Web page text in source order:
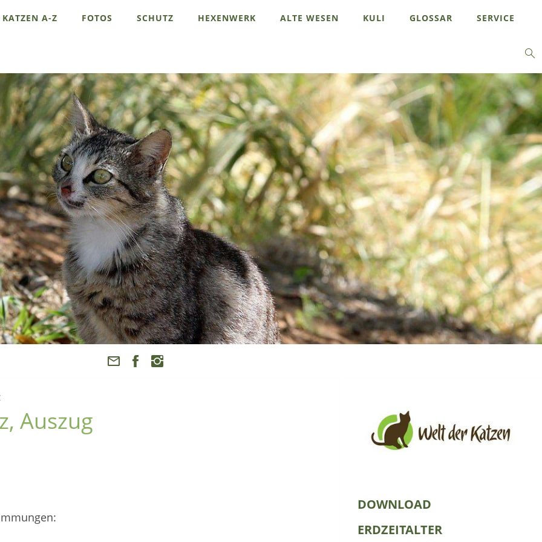
KATZEN A-Z FOTOS SCHUTZ HEXENWERK ALTE WESEN KULI GLOSSAR SERVICE
Auszug
DOWNLOAD
ERDZEITALTER